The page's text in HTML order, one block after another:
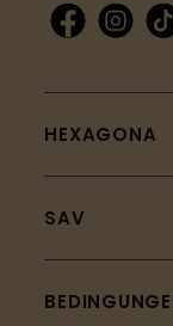
HEXAGONA
SAV